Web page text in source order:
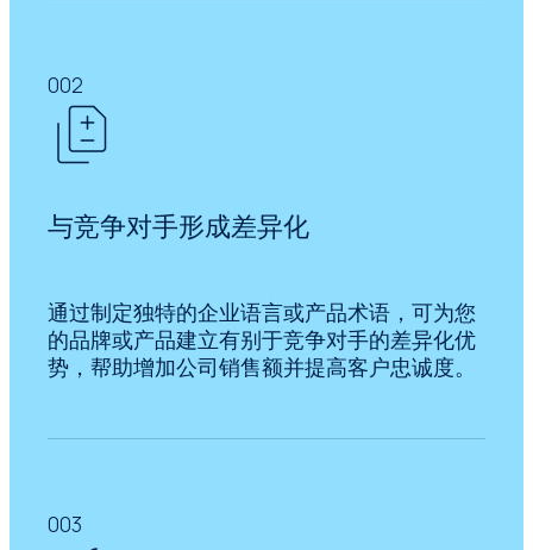
002
与竞争对手形成差异化
通过制定独特的企业语言或产品术语，可为您
的品牌或产品建立有别于竞争对手的差异化优
势，帮助增加公司销售额并提高客户忠诚度。
003